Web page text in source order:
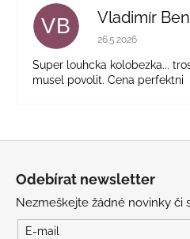
VB Vladimír
Hodnocení
26.5.2026
Super louhcka kolobezka...
musel povolit. Cena perfektni
Odebírat newsletter
Nezmeškejte žádné novinky či
E-mail